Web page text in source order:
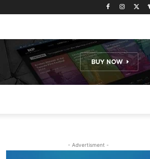
- Advertisment -